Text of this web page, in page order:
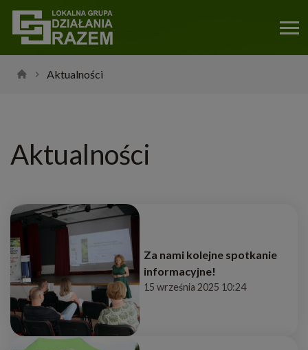
Aktualności
Aktualności
Za nami kolejne spotkanie
informacyjne!
15 września 2025 10:24